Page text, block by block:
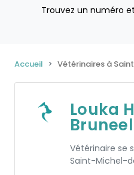
Trouvez un numéro
Accueil Vétérinaires à
Louka
Vétérinaire se
Saint-Michel-